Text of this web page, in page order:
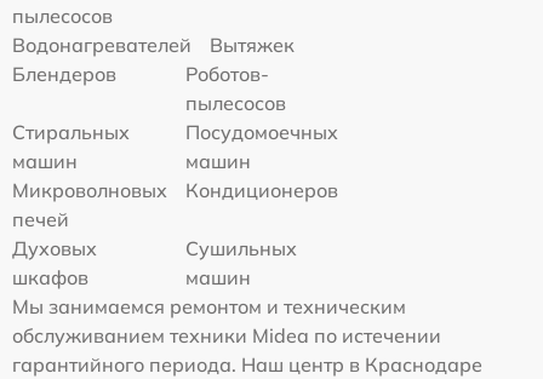
пылесосов
Водонагревателей
Вытяжек
Блендеров
Роботов-
пылесосов
Стиральных
машин
Посудомоечных
машин
Микроволновых
печей
Кондиционеров
Духовых
шкафов
Сушильных
машин
Мы занимаемся ремонтом и техническим
обслуживанием техники Midea по истечении
гарантийного периода. Наш центр в Краснодаре